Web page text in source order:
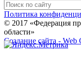
Политика
© 2017 «Федерация
области»
Создание сайта - Web